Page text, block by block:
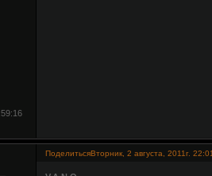
ПоделитьсяВторник, 2 августа, 2011г.